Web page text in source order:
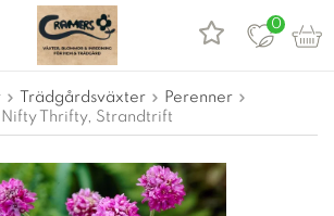
0
Trädgårdsväxter
Perenner
Thrifty, Strandtrift